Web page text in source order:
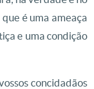
é uma ameaça
e uma condição
concidadãos